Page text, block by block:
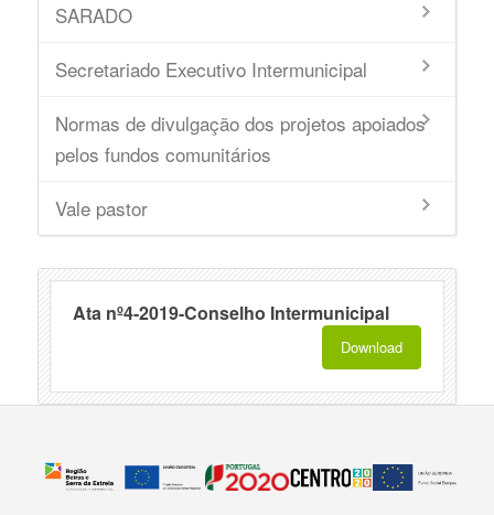
SARADO
Secretariado Executivo Intermunicipal
Normas de divulgação dos projetos apoiados
pelos fundos comunitários
Vale pastor
Ata nº4-2019-Conselho Intermunicipal
Download